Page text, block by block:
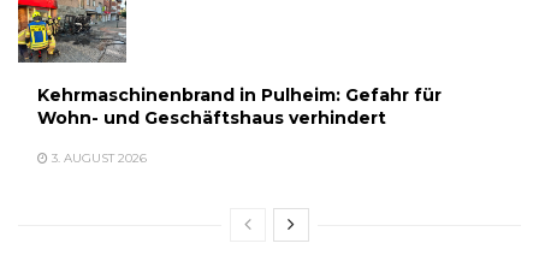
Kehrmaschinenbrand in Pulheim: Gefahr für
Wohn- und Geschäftshaus verhindert
3. AUGUST 2026